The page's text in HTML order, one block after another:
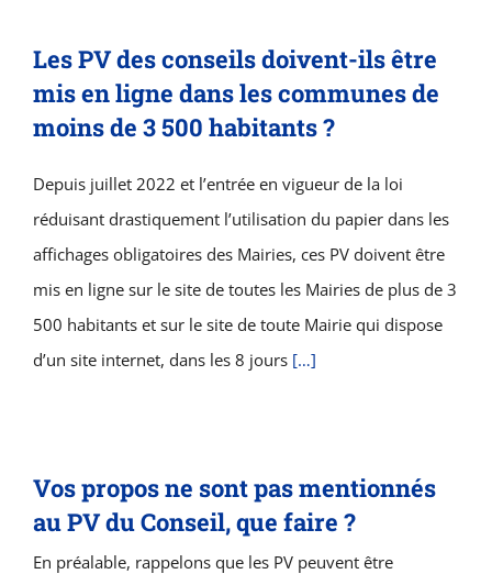
Les PV des conseils doivent-ils être
mis en ligne dans les communes de
moins de 3 500 habitants ?
Depuis juillet 2022 et l’entrée en vigueur de la loi
réduisant drastiquement l’utilisation du papier dans les
affichages obligatoires des Mairies, ces PV doivent être
mis en ligne sur le site de toutes les Mairies de plus de 3
500 habitants et sur le site de toute Mairie qui dispose
d’un site internet, dans les 8 jours […]
Vos propos ne sont pas mentionnés
au PV du Conseil, que faire ?
En préalable, rappelons que les PV peuvent être